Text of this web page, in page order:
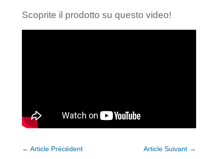
Scoprite il prodotto su questo video!
← Article Précédent Article Suivant →